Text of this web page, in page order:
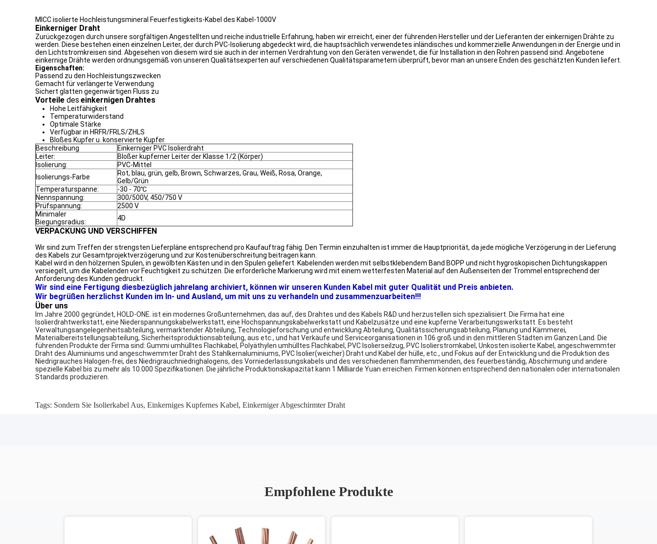
MICC isolierte Hochleistungsmineral Feuerfestigkeits-Kabel des Kabel-1000V
Einkerniger Draht
Zurückgezogen durch unsere sorgfältigen Angestellten und reiche industrielle Erfahrung, haben wir erreicht, einer der führenden Hersteller und der Lieferanten der einkernigen Drähte zu
werden. Diese bestehen einen einzelnen Leiter, der durch PVC-Isolierung abgedeckt wird, die hauptsächlich verwendetes inländisches und kommerzielle Anwendungen in der Energie und in
den Lichtstromkreisen sind. Abgesehen von diesem wird sie auch in der internen Verdrahtung von den Geräten verwendet, die für Installation in den Rohren passend sind. Angebotene
einkernige Drähte werden ordnungsgemäß von unseren Qualitätsexperten auf verschiedenen Qualitätsparametern überprüft, bevor man an unsere Enden des geschätzten Kunden liefert.
Eigenschaften:
Passend zu den Hochleistungszwecken
Gemacht für verlängerte Verwendung
Sichert glatten gegenwärtigen Fluss zu
Vorteile des einkernigen Drahtes
Hohe Leitfähigkeit
Temperaturwiderstand
Optimale Stärke
Verfügbar in HRFR/FRLS/ZHLS
Bloßes Kupfer u. konservierte Kupfer
Beschreibung
Einkerniger PVC Isolierdraht
Leiter:
Bloßer kupferner Leiter der Klasse 1/2 (Körper)
Isolierung:
PVC-Mittel
Isolierungs-Farbe
Rot, blau, grün, gelb, Brown, Schwarzes, Grau, Weiß, Rosa, Orange,
Gelb/Grün
Temperaturspanne:
-30 - 70℃
Nennspannung:
300/500V, 450/750 V
Prüfspannung:
2500 V
Minimaler
Biegungsradius:
4D
VERPACKUNG UND VERSCHIFFEN
Wir sind zum Treffen der strengsten Lieferpläne entsprechend pro Kaufauftrag fähig. Den Termin einzuhalten ist immer die Hauptpriorität, da jede mögliche Verzögerung in der Lieferung
des Kabels zur Gesamtprojektverzögerung und zur Kostenüberschreitung beitragen kann.
Kabel wird in den hölzernen Spulen, in gewölbten Kästen und in den Spulen geliefert. Kabelenden werden mit selbstklebendem Band BOPP und nicht hygroskopischen Dichtungskappen
versiegelt, um die Kabelenden vor Feuchtigkeit zu schützen. Die erforderliche Markierung wird mit einem wetterfesten Material auf den Außenseiten der Trommel entsprechend der
Anforderung des Kunden gedruckt.
Wir sind eine Fertigung diesbezüglich jahrelang archiviert, können wir unseren Kunden Kabel mit guter Qualität und Preis anbieten.
Wir begrüßen herzlichst Kunden im In- und Ausland, um mit uns zu verhandeln und zusammenzuarbeiten!!!
Über uns
Im Jahre 2000 gegründet, HOLD-ONE. ist ein modernes Großunternehmen, das auf, des Drahtes und des Kabels R&D und herzustellen sich spezialisiert. Die Firma hat eine
Isolierdrahtwerkstatt, eine Niederspannungskabelwerkstatt, eine Hochspannungskabelwerkstatt und Kabelzusätze und eine kupferne Verarbeitungswerkstatt. Es besteht
Verwaltungsangelegenheitsabteilung, vermarktender Abteilung, Technologieforschung und entwicklung Abteilung, Qualitätssicherungsabteilung, Planung und Kämmerei,
Materialbereitstellungsabteilung, Sicherheitsproduktionsabteilung, aus etc., und hat Verkäufe und Serviceorganisationen in 106 groß und in den mittleren Städten im Ganzen Land. Die
führenden Produkte der Firma sind: Gummi umhülltes Flachkabel, Polyäthylen umhülltes Flachkabel, PVC Isolierseilzug, PVC Isolierstromkabel, Unkosten isolierte Kabel, angeschwemmter
Draht des Aluminiums und angeschwemmter Draht des Stahlkernaluminiums, PVC Isolier(weicher) Draht und Kabel der hülle, etc., und Fokus auf der Entwicklung und die Produktion des
Niedrigrauches Halogen-frei, des Niedrigrauchniedrighalogens, des Vorniederlassungskabels und des verschiedenen flammhemmenden, des feuerbeständig, Abschirmung und andere
spezielle Kabel bis zu mehr als 10.000 Spezifikationen. Die jährliche Produktionskapazität kann 1 Milliarde Yuan erreichen. Firmen können entsprechend den nationalen oder internationalen
Standards produzieren.
Tags: Sondern Sie Isolierkabel Aus, Einkerniges Kupfernes Kabel, Einkerniger Abgeschirmter Draht
Empfohlene Produkte